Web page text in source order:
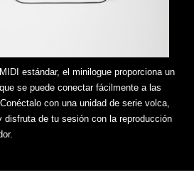
estándar, el minilogue proporciona un
se puede conectar fácilmente a las
con una unidad de serie volca,
disfruta de tu sesión con la reproducción